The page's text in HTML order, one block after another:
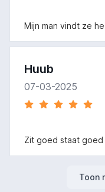
Mijn man vindt ze
Huub
07-03-2025
Zit goed staat
Toon